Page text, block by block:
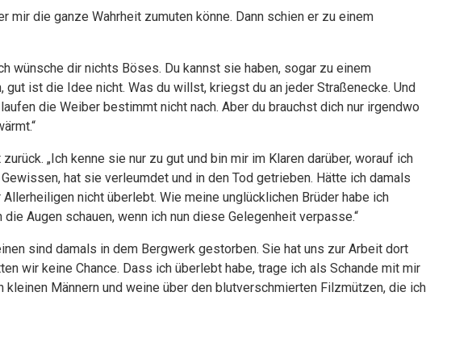
mir die ganze Wahrheit zumuten könne. Dann schien er zu einem
wünsche dir nichts Böses. Du kannst sie haben, sogar zu einem
ist die Idee nicht. Was du willst, kriegst du an jeder Straßenecke. Und
die Weiber bestimmt nicht nach. Aber du brauchst dich nur irgendwo
„Ich kenne sie nur zu gut und bin mir im Klaren darüber, worauf ich
hat sie verleumdet und in den Tod getrieben. Hätte ich damals
nicht überlebt. Wie meine unglücklichen Brüder habe ich
Augen schauen, wenn ich nun diese Gelegenheit verpasse.“
sind damals in dem Bergwerk gestorben. Sie hat uns zur Arbeit dort
wir keine Chance. Dass ich überlebt habe, trage ich als Schande mit mir
Männern und weine über den blutverschmierten Filzmützen, die ich